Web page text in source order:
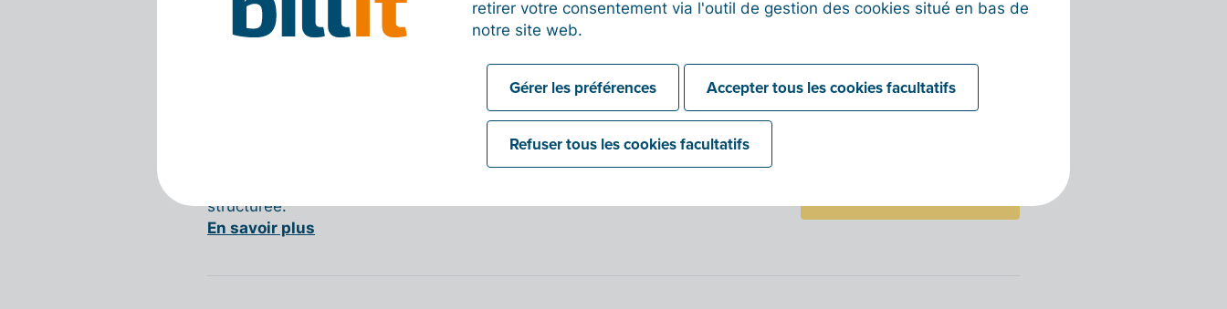
Pourquoi un PDF n'est pas encore une facture électronique
Dans ce blog, nous faisons la distinction entre les différents types de factures
structurée.
En savoir plus
retirer votre consentement via l'outil de gestion des cookies situé en bas de
notre site web.
Gérer les préférences Accepter tous les cookies facultatifs
Refuser tous les cookies facultatifs